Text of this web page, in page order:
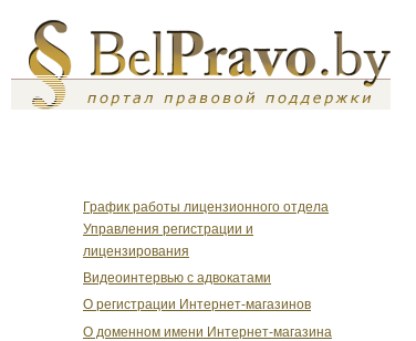
График работы лицензионного отдела
Управления регистрации и
лицензирования
Видеоинтервью с адвокатами
О регистрации Интернет-магазинов
О доменном имени Интернет-магазина